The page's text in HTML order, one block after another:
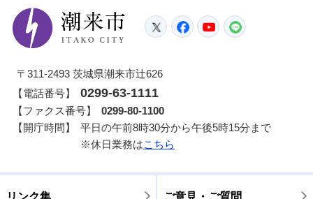
潮来市
TwitterFacebook
YouTube
〒311-2493 茨城県潮来市辻626
【電話番号】
0299-63-1111
【ファクス番号】
0299-80-1100
【開庁時間】
平日の午前8時30分から午後5時15分まで
※休日業務はこちら
リンク集 ご意見・ご質問